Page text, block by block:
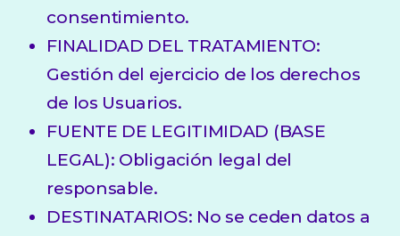
consentimiento.
FINALIDAD DEL TRATAMIENTO:
Gestión del ejercicio de los derechos
de los Usuarios.
FUENTE DE LEGITIMIDAD (BASE
LEGAL): Obligación legal del
responsable.
DESTINATARIOS: No se ceden datos a